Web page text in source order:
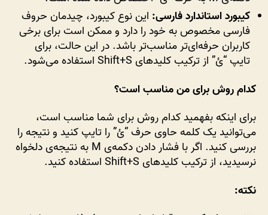
کیبورد استاندارد فارسی: این نوع کیبورد، چیدمان حروف
فارسی مخصوص به خود را دارد و ممکن است برای برخی
کاربران حرفه‌ای‌تر مناسب‌تر باشد. در این حالت، برای
تایپ “ئ” از ترکیب کلیدهای Shift+S استفاده می‌شود.
کدام روش برای من مناسب است؟
برای اینکه بفهمید کدام روش برای شما مناسب است،
می‌توانید یک کلمه حاوی حرف “ئ” را تایپ کنید و نتیجه را
بررسی کنید. اگر با فشار دادن دکمه‌ی M به نتیجه‌ی دلخواه
نرسیدید، از ترکیب کلیدهای Shift+S استفاده کنید.
نکته: